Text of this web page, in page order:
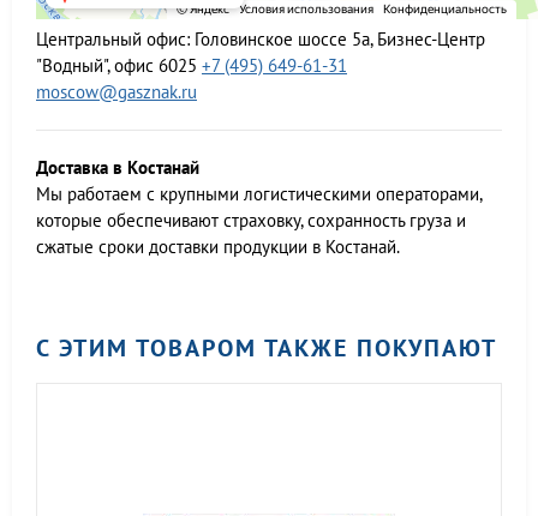
Центральный офис: Головинское шоссе 5а, Бизнес-Центр
"Водный", офис 6025 +7 (495) 649-61-31
moscow@gasznak.ru
Доставка в Костанай
Мы работаем c крупными логистическими операторами,
которые обеспечивают страховку, сохранность груза и
сжатые сроки доставки продукции в Костанай.
С ЭТИМ ТОВАРОМ ТАКЖЕ ПОКУПАЮТ